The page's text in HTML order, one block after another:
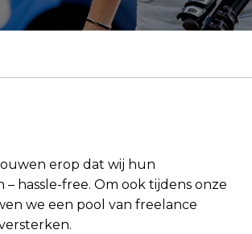
erop dat wij hun
hassle-free. Om ook tijdens onze
we een pool van freelance